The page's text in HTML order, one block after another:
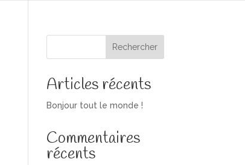
Rechercher
Articles récents
Bonjour tout le monde !
Commentaires
récents